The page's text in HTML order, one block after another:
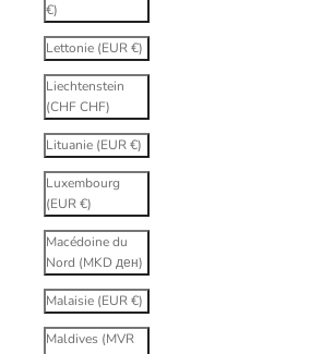
€)
Lettonie (EUR €)
Liechtenstein
(CHF CHF)
Lituanie (EUR €)
Luxembourg
(EUR €)
Macédoine du
Nord (MKD ден)
Malaisie (EUR €)
Maldives (MVR